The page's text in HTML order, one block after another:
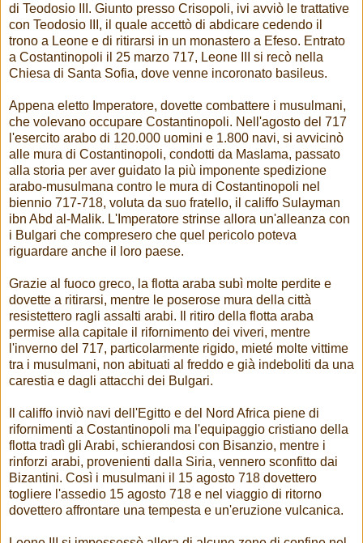
di Teodosio III. Giunto presso Crisopoli, ivi avviò le trattative
con Teodosio III, il quale accettò di abdicare cedendo il
trono a Leone e di ritirarsi in un monastero a Efeso. Entrato
a Costantinopoli il 25 marzo 717, Leone III si recò nella
Chiesa di Santa Sofia, dove venne incoronato basileus.
Appena eletto Imperatore, dovette combattere i musulmani,
che volevano occupare Costantinopoli. Nell'agosto del 717
l'esercito arabo di 120.000 uomini e 1.800 navi, si avvicinò
alle mura di Costantinopoli, condotti da Maslama, passato
alla storia per aver guidato la più imponente spedizione
arabo-musulmana contro le mura di Costantinopoli nel
biennio 717-718, voluta da suo fratello, il califfo Sulayman
ibn Abd al-Malik. L'Imperatore strinse allora un'alleanza con
i Bulgari che compresero che quel pericolo poteva
riguardare anche il loro paese.
Grazie al fuoco greco, la flotta araba subì molte perdite e
dovette a ritirarsi, mentre le poserose mura della città
resistettero ragli assalti arabi. Il ritiro della flotta araba
permise alla capitale il rifornimento dei viveri, mentre
l'inverno del 717, particolarmente rigido, mieté molte vittime
tra i musulmani, non abituati al freddo e già indeboliti da una
carestia e dagli attacchi dei Bulgari.
Il califfo inviò navi dell'Egitto e del Nord Africa piene di
rifornimenti a Costantinopoli ma l'equipaggio cristiano della
flotta tradì gli Arabi, schierandosi con Bisanzio, mentre i
rinforzi arabi, provenienti dalla Siria, vennero sconfitto dai
Bizantini. Così i musulmani il 15 agosto 718 dovettero
togliere l'assedio 15 agosto 718 e nel viaggio di ritorno
dovettero affrontare una tempesta e un'eruzione vulcanica.